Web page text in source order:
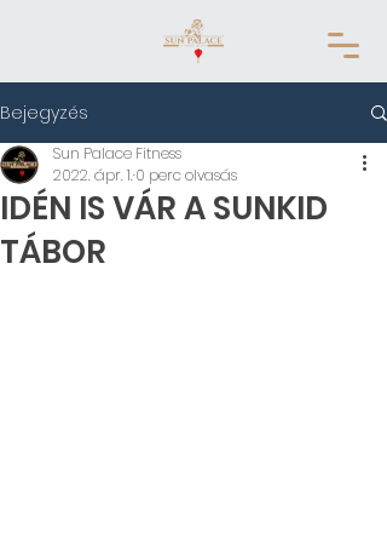
Bejegyzés
IDÉN IS VÁR A SUNKID
TÁBOR
Sun Palace Fitness
2022. ápr. 1.0 perc olvasás